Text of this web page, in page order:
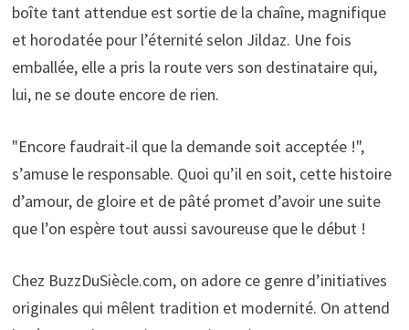
boîte tant attendue est sortie de la chaîne, magnifique
et horodatée pour l’éternité selon Jildaz. Une fois
emballée, elle a pris la route vers son destinataire qui,
lui, ne se doute encore de rien.
"Encore faudrait-il que la demande soit acceptée !",
s’amuse le responsable. Quoi qu’il en soit, cette histoire
d’amour, de gloire et de pâté promet d’avoir une suite
que l’on espère tout aussi savoureuse que le début !
Chez BuzzDuSiècle.com, on adore ce genre d’initiatives
originales qui mêlent tradition et modernité. On attend